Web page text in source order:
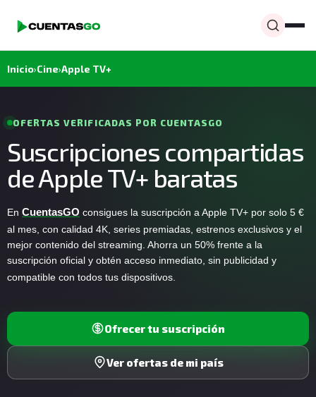
Inicio›Cine›Apple TV+
OFERTAS VERIFICADAS POR CUENTASGO
Suscripciones compartidas
de Apple TV+ baratas
En CuentasGO consigues la suscripción a Apple TV+ por solo 5 €
al mes, con calidad 4K, series premiadas, estrenos exclusivos y el
mejor contenido del streaming. Ahorra un 50% frente a la
suscripción oficial y obtén acceso inmediato, sin publicidad y
compatible con todos tus dispositivos.
Ofrecer tu suscripción
Ver ofertas de mi país